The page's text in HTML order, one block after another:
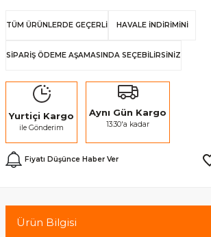
TÜM ÜRÜNLERDE GEÇERLİ HAVALE İNDİRİMİNİ
SİPARİŞ ÖDEME AŞAMASINDA SEÇEBİLİRSİNİZ
Yurtiçi Kargo
ile Gönderim
Aynı Gün Kargo
13:30'a kadar
Fiyatı Düşünce Haber Ver
Ürün Bilgisi